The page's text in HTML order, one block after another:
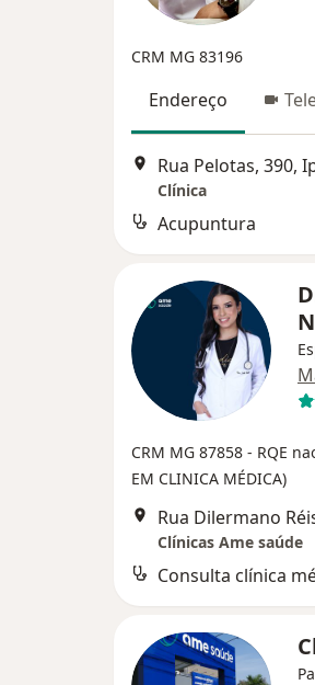
CRM MG 83196
Endereço
Rua Pelotas, 390,
Clínica
Acupuntura
CRM MG 87858 - RQE
EM CLINICA MÉDICA)
Rua Dilermano
Clínicas Ame saúde
Consulta clínica